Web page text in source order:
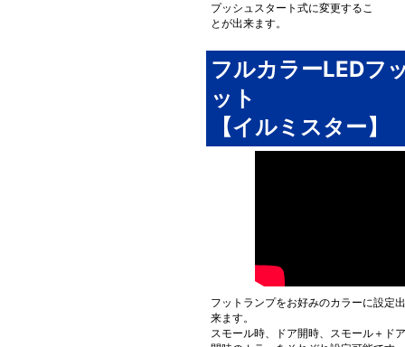
プッシュスタート式に変更するこ
とが出来ます。
フルカラーLEDフ
ット
【イルミスター】
フットランプをお好みのカラーに設定出
来ます。
スモール時、ドア開時、スモール＋ドア